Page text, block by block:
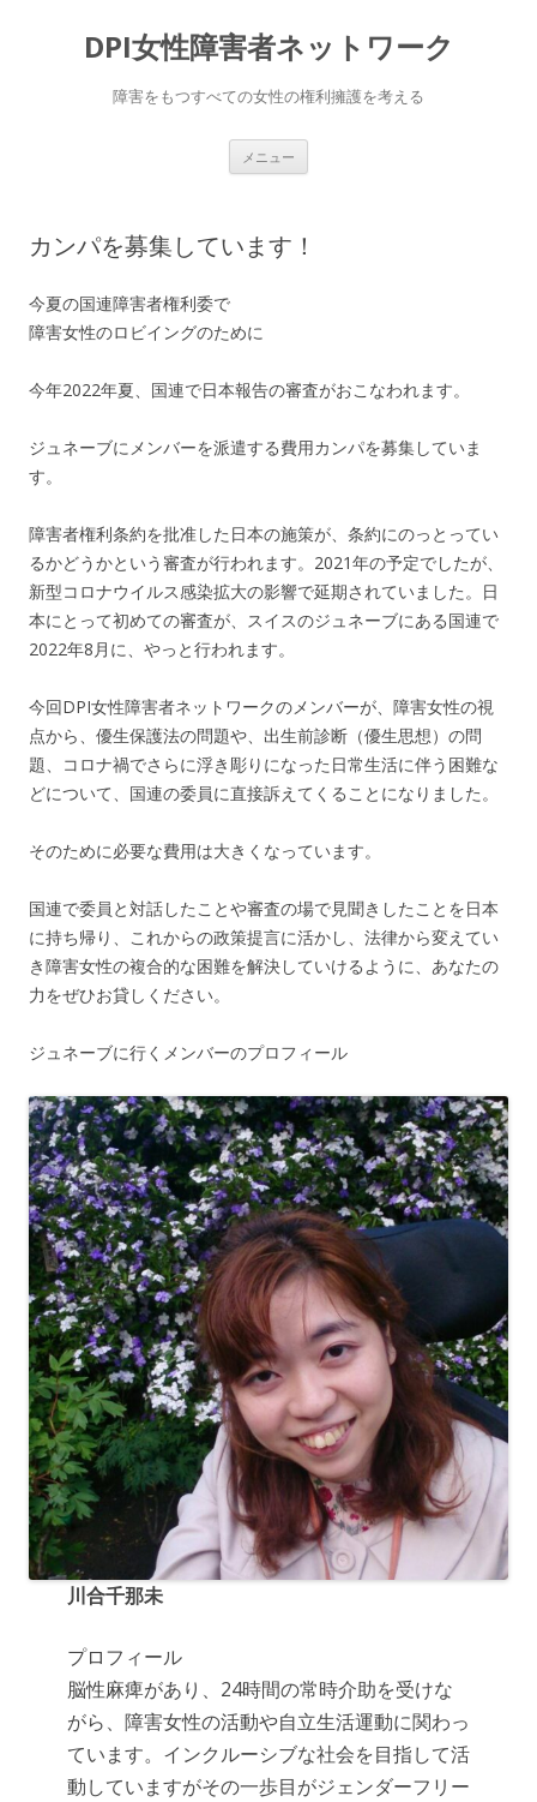
DPI女性障害者ネットワーク
障害をもつすべての女性の権利擁護を考える
メニュー
カンパを募集しています！
今夏の国連障害者権利委で
障害女性のロビイングのために
今年2022年夏、国連で日本報告の審査がおこなわれます。
ジュネーブにメンバーを派遣する費用カンパを募集していま
す。
障害者権利条約を批准した日本の施策が、条約にのっとってい
るかどうかという審査が行われます。2021年の予定でしたが、
新型コロナウイルス感染拡大の影響で延期されていました。日
本にとって初めての審査が、スイスのジュネーブにある国連で
2022年8月に、やっと行われます。
今回DPI女性障害者ネットワークのメンバーが、障害女性の視
点から、優生保護法の問題や、出生前診断（優生思想）の問
題、コロナ禍でさらに浮き彫りになった日常生活に伴う困難な
どについて、国連の委員に直接訴えてくることになりました。
そのために必要な費用は大きくなっています。
国連で委員と対話したことや審査の場で見聞きしたことを日本
に持ち帰り、これからの政策提言に活かし、法律から変えてい
き障害女性の複合的な困難を解決していけるように、あなたの
力をぜひお貸しください。
ジュネーブに行くメンバーのプロフィール
川合千那未
プロフィール
脳性麻痺があり、24時間の常時介助を受けな
がら、障害女性の活動や自立生活運動に関わっ
ています。インクルーシブな社会を目指して活
動していますがその一歩目がジェンダーフリー